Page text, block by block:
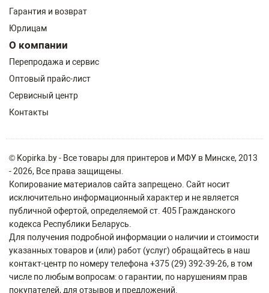
Гарантия и возврат
Юрлицам
О компании
Перепродажа и сервис
Оптовый прайс-лист
Сервисный центр
Контакты
© Kopirka.by - Все товары для принтеров и МФУ в Минске, 2013
- 2026, Все права защищены.
Копирование материалов сайта запрещено. Сайт носит
исключительно информационный характер и не является
публичной офертой, определяемой ст. 405 Гражданского
кодекса Республики Беларусь.
Для получения подробной информации о наличии и стоимости
указанных товаров и (или) работ (услуг) обращайтесь в наш
контакт-центр по номеру телефона +375 (29) 392-39-26, в том
числе по любым вопросам: о гарантии, по нарушениям прав
покупателей, для отзывов и предложений.